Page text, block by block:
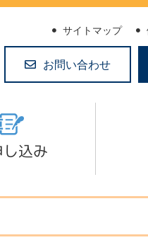
サイトマップ
お問い合わせ
込み